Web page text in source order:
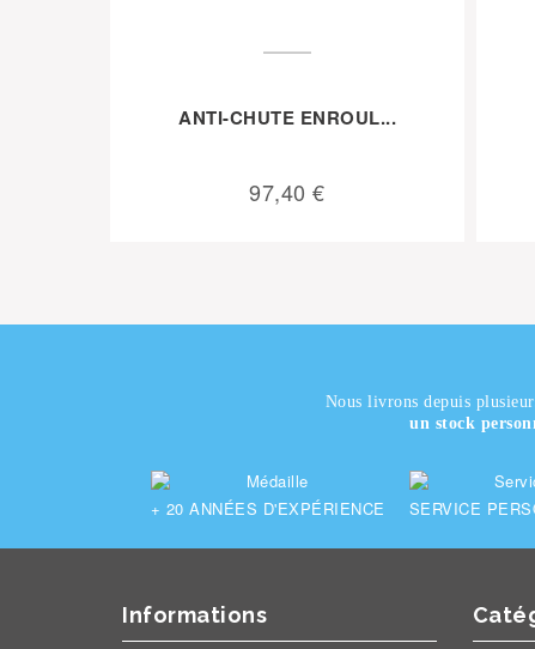
ANTI-CHUTE ENROUL...
97,40 €
Nous livrons depuis
un stock
+ 20 ANNÉES D'EXPÉRIENCE SERVICE
Informations